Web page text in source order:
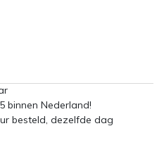
binnen Nederland!
besteld, dezelfde dag